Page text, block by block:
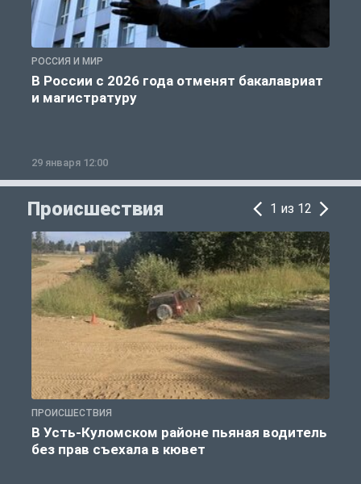
РОССИЯ И МИР
В России с 2026 года отменят бакалавриат
и магистратуру
29 января 12:00
Происшествия 1 из 12
ПРОИСШЕСТВИЯ
В Усть-Куломском районе пьяная водитель
без прав съехала в кювет